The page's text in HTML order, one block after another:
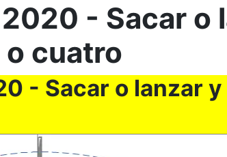
2020 - Sacar
cuatro
- Sacar o lanzar